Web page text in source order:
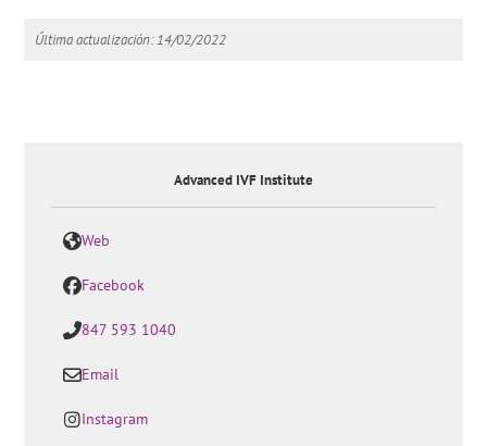
Última actualización: 14/02/2022
Advanced IVF Institute
Web
Facebook
847 593 1040
Email
Instagram